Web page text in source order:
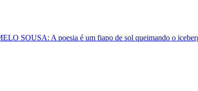
SOUSA: A poesia é um fiapo de sol queimando o